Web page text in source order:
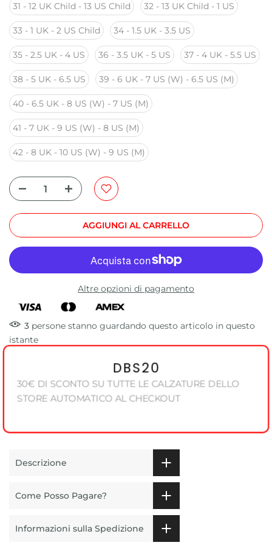
31 - 12 UK Child - 13 US Child 32 - 13 UK Child - 1 US
33 - 1 UK - 2 US Child 34 - 1.5 UK - 3.5 US
35 - 2.5 UK - 4 US 36 - 3.5 UK - 5 US 37 - 4 UK - 5.5 US
38 - 5 UK - 6.5 US 39 - 6 UK - 7 US (W) - 6.5 US (M)
40 - 6.5 UK - 8 US (W) - 7 US (M)
41 - 7 UK - 9 US (W) - 8 US (M)
42 - 8 UK - 10 US (W) - 9 US (M)
AGGIUNGI AL CARRELLO
Altre opzioni di pagamento
3 persone stanno guardando questo articolo in questo
istante
DBS20
30€ DI SCONTO SU TUTTE LE CALZATURE DELLO
STORE AUTOMATICO AL CHECKOUT
Descrizione
Come Posso Pagare?
Informazioni sulla Spedizione